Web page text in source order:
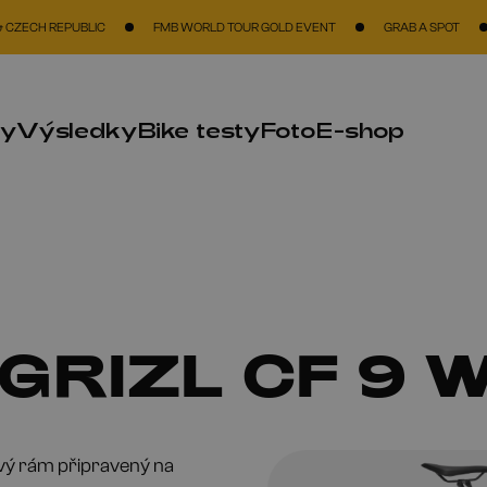
FMB WORLD TOUR GOLD EVENT GRAB A SPOT THE
VýsledkyBike testyFotoE-shop
CF 9
rám připravený na